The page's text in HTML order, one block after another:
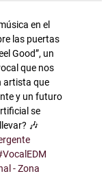
en el
las puertas
Good”, un
que nos
artista que
y un futuro
se
🎶
- Zona